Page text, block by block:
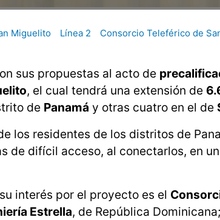
Miguelito Línea 2
Consorcio Teleférico de
sus propuestas al acto de
, el cual tendrá una extensión de
de Panamá y otras cuatro en el de
los residentes de los distritos de
de difícil acceso, al conectarlos, en
interés por el proyecto es el
Estrella, de República